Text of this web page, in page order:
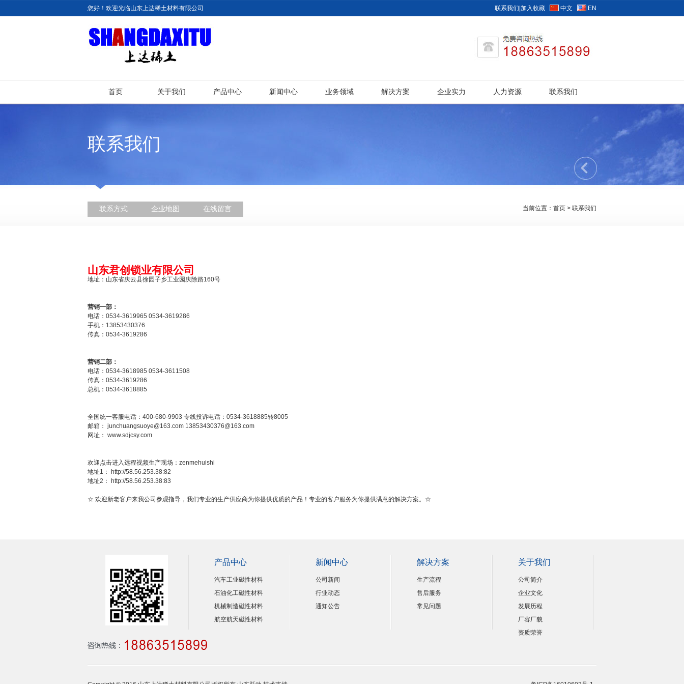
您好！欢迎光临山东上达稀土材料有限公司 联系我们 加入收藏 中文 EN
首页 关于我们 产品中心 新闻中心 业务领域 解决方案 企业实力 人力资源 联系我们
联系我们
联系方式 企业地图 在线留言 当前位置： 首页 > 联系我们
山东君创锁业有限公司
地址：山东省庆云县徐园子乡工业园庆除路160号
营销一部：
电话：0534-3619965 0534-3619286
手机：13853430376
传真：0534-3619286
营销二部：
电话：0534-3618985 0534-3611508
传真：0534-3619286
总机：0534-3618885
全国统一客服电话：400-680-9903 专线投诉电话：0534-3618885转8005
邮箱： junchuangsuoye@163.com 13853430376@163.com
网址： www.sdjcsy.com
欢迎点击进入远程视频生产现场：zenmehuishi
地址1：
http://58.56.253.38:82
地址2：
http://58.56.253.38:83
☆ 欢迎新老客户来我公司参观指导，我们专业的生产供应商为你提供优质的产品！专业的客户服务为你提供满意的解决方案。☆
产品中心
汽车工业磁性材料
石油化工磁性材料
机械制造磁性材料
航空航天磁性材料
新闻中心
公司新闻
行业动态
通知公告
解决方案
生产流程
售后服务
常见问题
关于我们
公司简介
企业文化
发展历程
厂容厂貌
资质荣誉